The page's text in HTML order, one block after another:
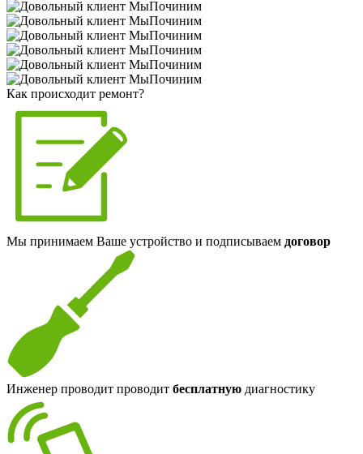
Как происходит ремонт?
Мы принимаем Ваше устройство и подписываем договор
Инженер проводит проводит бесплатную диагностику